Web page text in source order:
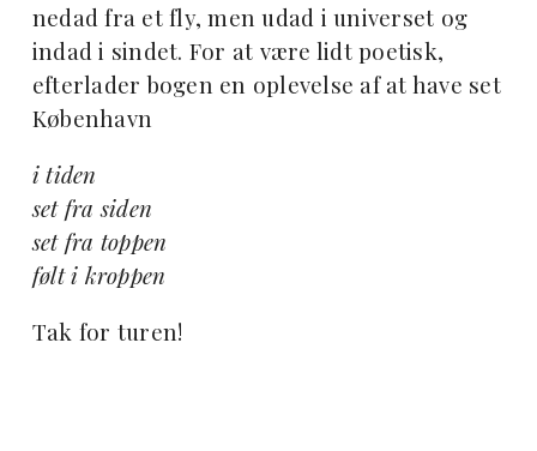
nedad fra et fly, men udad i universet og
indad i sindet. For at være lidt poetisk,
efterlader bogen en oplevelse af at have set
København
i tiden
set fra siden
set fra toppen
følt i kroppen
Tak for turen!